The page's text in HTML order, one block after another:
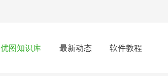
优图知识库 最新动态 软件教程